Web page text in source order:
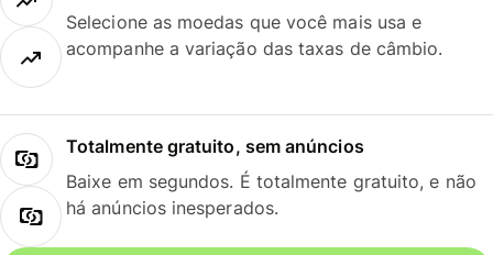
Selecione as moedas que você mais usa e
acompanhe a variação das taxas de câmbio.
Totalmente gratuito, sem anúncios
Baixe em segundos. É totalmente gratuito, e não
há anúncios inesperados.